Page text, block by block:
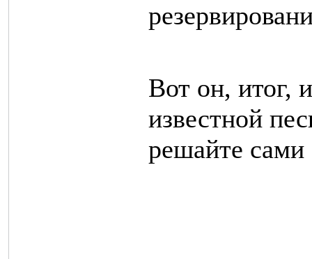
Вот он, итог,
известной
решайте